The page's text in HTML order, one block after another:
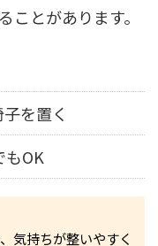
ことがあります。
を置く
もOK
気持ちが整いやすく